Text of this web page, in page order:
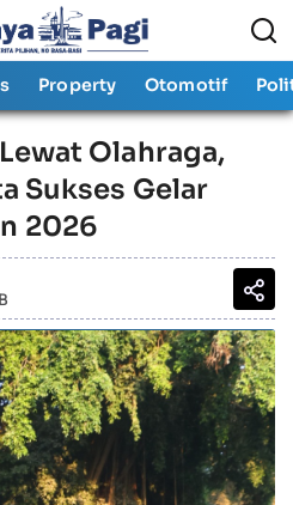
Property Otomotif
Olahraga,
Sukses Gelar
2026